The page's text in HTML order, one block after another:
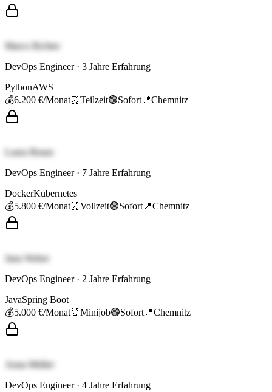
Marco Richter
DevOps Engineer· 3 Jahre Erfahrung
PythonAWS
💰6.200 €/Monat⏰Teilzeit🟢Sofort 📍Chemnitz
Laura Braun
DevOps Engineer· 7 Jahre Erfahrung
DockerKubernetes
💰5.800 €/Monat⏰Vollzeit🟢Sofort 📍Chemnitz
Jana Weber
DevOps Engineer· 2 Jahre Erfahrung
JavaSpring Boot
💰5.000 €/Monat⏰Minijob🟢Sofort 📍Chemnitz
Anna Müller
DevOps Engineer· 4 Jahre Erfahrung